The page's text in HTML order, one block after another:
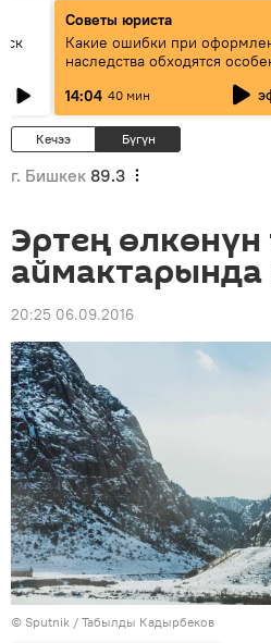
Советы юриста
Какие ошибки при
наследства обходятся
дорого - советы юриста
14:04 40 мин
Кечээ Бүгүн
г. Бишкек 89.3
Эртең
20:25 06.09.2016
© Sputnik / Табылды Кадырбеков